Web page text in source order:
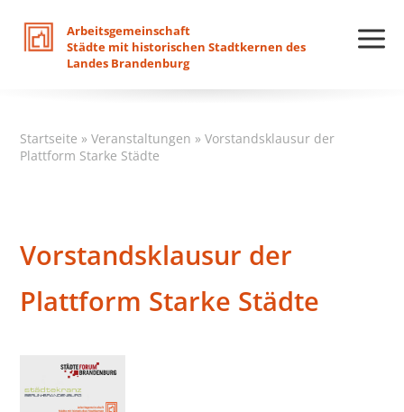
Arbeitsgemeinschaft
Städte mit historischen Stadtkernen des
Landes Brandenburg
Startseite »Veranstaltungen »Vorstandsklausur der
Plattform Starke Städte
Vorstandsklausur der
Plattform Starke Städte